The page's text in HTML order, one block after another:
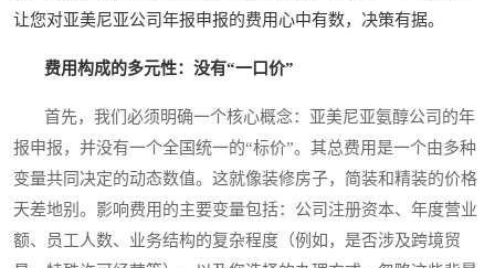
让您对亚美尼亚公司年报申报的费用心中有数，决策有据。
费用构成的多元性：没有“一口价”
首先，我们必须明确一个核心概念：亚美尼亚氨醇公司的年
报申报，并没有一个全国统一的“标价”。其总费用是一个由多种
变量共同决定的动态数值。这就像装修房子，简装和精装的价格
天差地别。影响费用的主要变量包括：公司注册资本、年度营业
额、员工人数、业务结构的复杂程度（例如，是否涉及跨境贸